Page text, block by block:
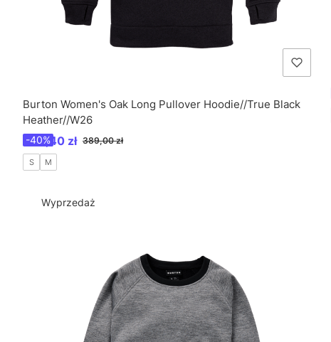
Burton Women's Oak Long Pullover Hoodie//True Black
Heather//W26
Cena promocyjna
233,40 zł 389,00 zł
-40%
S M
Wyprzedaż